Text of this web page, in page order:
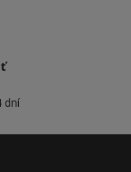
dní